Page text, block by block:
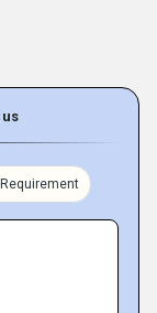
वे इस प्रकार हैं:
न्यूमेटिक एंगल डिस्क